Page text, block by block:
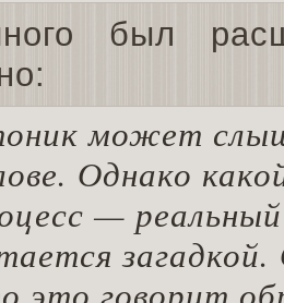
был
может
Однако
—
это говорит